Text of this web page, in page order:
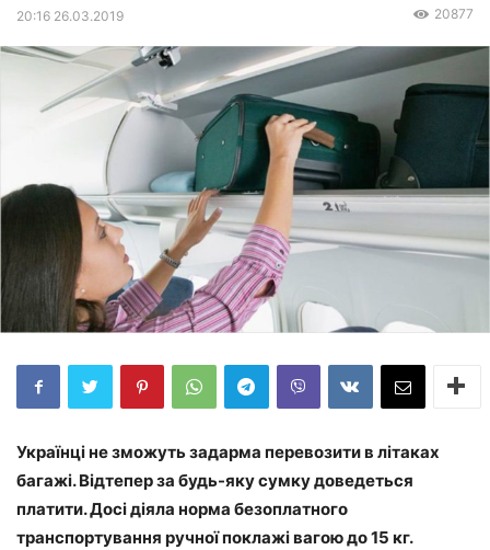
20:16 26.03.2019 20877
Українці не зможуть задарма перевозити в літаках
багажі. Відтепер за будь-яку сумку доведеться
платити. Досі діяла норма безоплатного
транспортування ручної поклажі вагою до 15 кг.